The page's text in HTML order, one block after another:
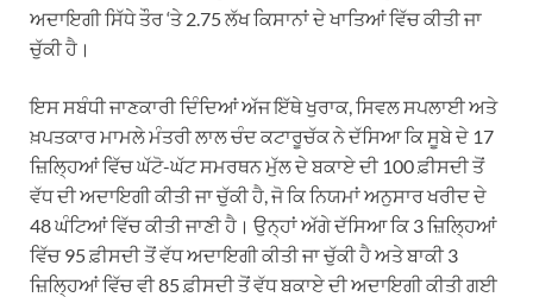
ਅਦਾਇਗੀ ਸਿੱਧੇ ਤੌਰ ‘ਤੇ 2.75 ਲੱਖ ਕਿਸਾਨਾਂ ਦੇ ਖਾਤਿਆਂ ਵਿੱਚ ਕੀਤੀ ਜਾ
ਚੁੱਕੀ ਹੈ।
ਇਸ ਸਬੰਧੀ ਜਾਣਕਾਰੀ ਦਿੰਦਿਆਂ ਅੱਜ ਇੱਥੇ ਖੁਰਾਕ, ਸਿਵਲ ਸਪਲਾਈ ਅਤੇ
ਖ਼ਪਤਕਾਰ ਮਾਮਲੇ ਮੰਤਰੀ ਲਾਲ ਚੰਦ ਕਟਾਰੂਚੱਕ ਨੇ ਦੱਸਿਆ ਕਿ ਸੂਬੇ ਦੇ 17
ਜ਼ਿਲ੍ਹਿਆਂ ਵਿੱਚ ਘੱਟੋ-ਘੱਟ ਸਮਰਥਨ ਮੁੱਲ ਦੇ ਬਕਾਏ ਦੀ 100 ਫ਼ੀਸਦੀ ਤੋਂ
ਵੱਧ ਦੀ ਅਦਾਇਗੀ ਕੀਤੀ ਜਾ ਚੁੱਕੀ ਹੈ, ਜੋ ਕਿ ਨਿਯਮਾਂ ਅਨੁਸਾਰ ਖਰੀਦ ਦੇ
48 ਘੰਟਿਆਂ ਵਿੱਚ ਕੀਤੀ ਜਾਣੀ ਹੈ। ਉਨ੍ਹਾਂ ਅੱਗੇ ਦੱਸਿਆ ਕਿ 3 ਜ਼ਿਲ੍ਹਿਆਂ
ਵਿੱਚ 95 ਫ਼ੀਸਦੀ ਤੋਂ ਵੱਧ ਅਦਾਇਗੀ ਕੀਤੀ ਜਾ ਚੁੱਕੀ ਹੈ ਅਤੇ ਬਾਕੀ 3
ਜ਼ਿਲ੍ਹਿਆਂ ਵਿੱਚ ਵੀ 85 ਫ਼ੀਸਦੀ ਤੋਂ ਵੱਧ ਬਕਾਏ ਦੀ ਅਦਾਇਗੀ ਕੀਤੀ ਗਈ